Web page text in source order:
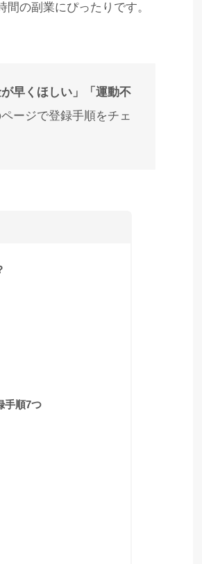
の副業にぴったりです。
早くほしい」「運動不
ージで登録手順をチェ
手順7つ